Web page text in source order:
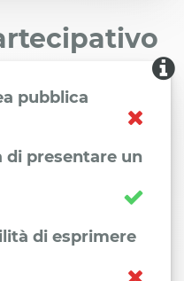
pubblica
di presentare un
di esprimere